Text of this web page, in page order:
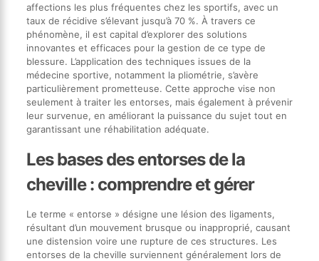
affections les plus fréquentes chez les sportifs, avec un
taux de récidive s’élevant jusqu’à 70 %. À travers ce
phénomène, il est capital d’explorer des solutions
innovantes et efficaces pour la gestion de ce type de
blessure. L’application des techniques issues de la
médecine sportive, notamment la pliométrie, s’avère
particulièrement prometteuse. Cette approche vise non
seulement à traiter les entorses, mais également à prévenir
leur survenue, en améliorant la puissance du sujet tout en
garantissant une réhabilitation adéquate.
Les bases des entorses de la
cheville : comprendre et gérer
Le terme « entorse » désigne une lésion des ligaments,
résultant d’un mouvement brusque ou inapproprié, causant
une distension voire une rupture de ces structures. Les
entorses de la cheville surviennent généralement lors de